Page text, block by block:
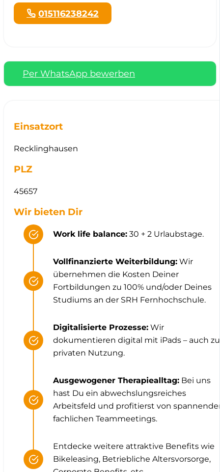
015116238242
Per WhatsApp bewerben
Einsatzort
Recklinghausen
PLZ
45657
Wir bieten Dir
Work life balance: 30 + 2 Urlaubstage.
Vollfinanzierte Weiterbildung: Wir
übernehmen die Kosten Deiner
Fortbildungen zu 100% und/oder Deines
Studiums an der SRH Fernhochschule.
Digitalisierte Prozesse: Wir
dokumentieren digital mit iPads – auch
privaten Nutzung.
Ausgewogener Therapiealltag: Bei uns
hast Du ein abwechslungsreiches
Arbeitsfeld und profitierst von
fachlichen Teammeetings.
Entdecke weitere attraktive Benefits wie
Bikeleasing, Betriebliche Altersvorsorge,